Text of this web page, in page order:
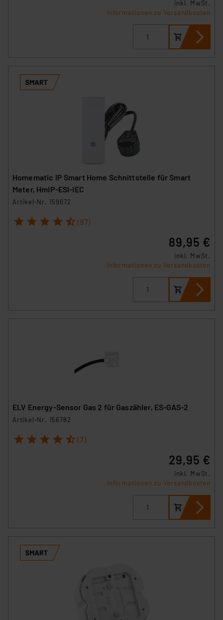
inkl. MwSt.
Informationen zu Versandkosten
Homematic IP Smart Home Schnittstelle für Smart
Meter, HmIP-ESI-IEC
Artikel-Nr. 159672
1 2 3 4 5 (97)
89,95 €
inkl. MwSt.
Informationen zu Versandkosten
ELV Energy-Sensor Gas 2 für Gaszähler, ES-GAS-2
Artikel-Nr. 156782
1 2 3 4 5 (7)
29,95 €
inkl. MwSt.
Informationen zu Versandkosten